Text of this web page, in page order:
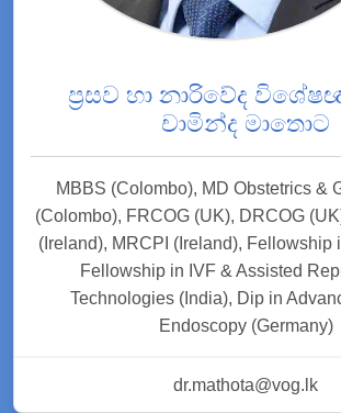
ප්‍රසව හා නාරිවේද
චාමින්ද මාතොට
MBBS (Colombo), MD Obstetrics &
(Colombo), FRCOG (UK), DRCOG
(Ireland), MRCPI (Ireland), Fellowship
Fellowship in IVF & Assisted
Technologies (India), Dip in
Endoscopy (Germany)
dr.mathota@vog.lk